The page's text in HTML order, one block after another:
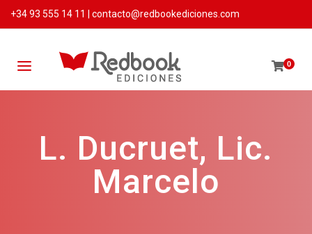
+34 93 555 14 11 contacto@redbookediciones.com
0
L. Ducruet, Lic.
Marcelo